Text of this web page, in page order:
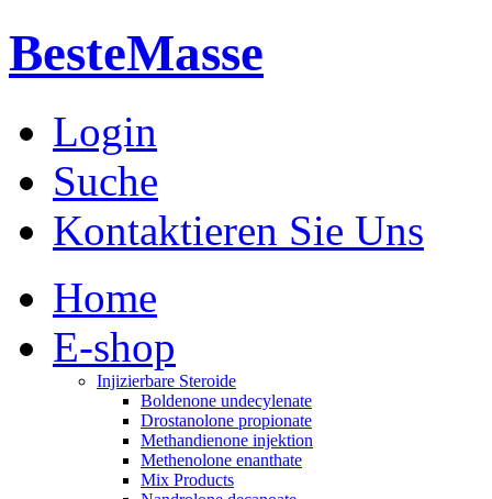
BesteMasse
Login
Suche
Kontaktieren Sie Uns
Home
E-shop
Injizierbare Steroide
Boldenone undecylenate
Drostanolone propionate
Methandienone injektion
Methenolone enanthate
Mix Products